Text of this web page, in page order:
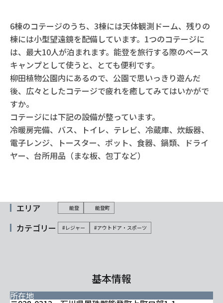
6棟のコテージのうち、3棟には天体観測ドーム、残りの
棟には小型望遠鏡を配備しています。1つのコテージに
は、最大10人が泊まれます。能登を旅行する際のベース
キャンプとして使うと、とても便利です。
柳田植物公園内にあるので、公園で思いっきり遊んだ
後、広々としたコテージで疲れを癒してみてはいかがで
すか。
コテージには下記の設備が整っています。
冷暖房完備、バス、トイレ、テレビ、冷蔵庫、炊飯器、
電子レンジ、トースター、ポット、食器、鍋類、ドライ
ヤー、台所用品（まな板、包丁など）
エリア 能登 能登町
カテゴリー #レジャー #アウトドア・スポーツ
基本情報
所在地